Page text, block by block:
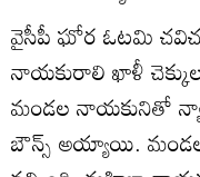
వైసీపీ ఘోర ఓటమి
నాయకురాలి ఖాళీ
మండల నాయకునితో
బౌన్స్‌ అయ్యాయి. మండల